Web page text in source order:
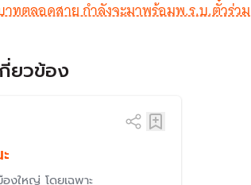
ทตลอดสาย กำลังจะมาพร้อมพ.ร.บ.ตั๋วร่วม
ยวข้อง
องใหญ่ โดยเฉพาะ